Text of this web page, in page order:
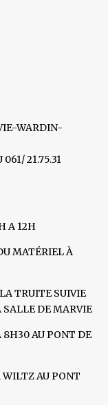
WARDIN-
21.75.31
A 12H
MATÉRIEL À
TRUITE SUIVIE
DE MARVIE
AU PONT DE
WILTZ AU PONT